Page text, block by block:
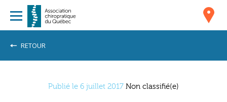
RETOUR
Publié le 6 juillet 2017 Non classifié(e)